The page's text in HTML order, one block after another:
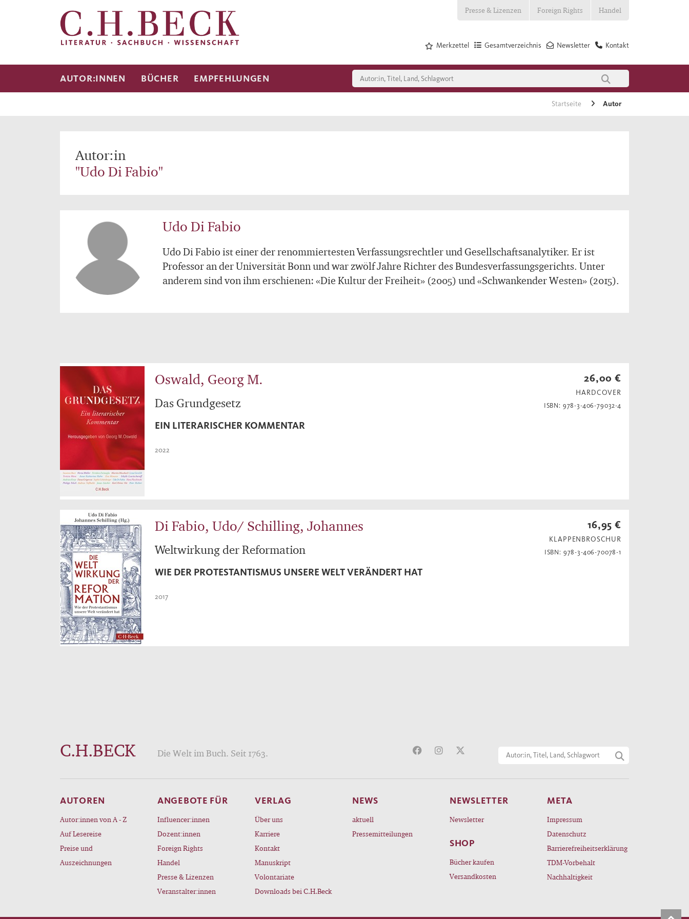
Presse & Lizenzen Foreign Rights Handel
Kontakt
Newsletter
Gesamtverzeichnis
Merkzettel
AUTOR:INNEN BÜCHER EMPFEHLUNGEN
Startseite Autor
Autor:in
"Udo Di Fabio"
Udo Di Fabio
Udo Di Fabio ist einer der renommiertesten Verfassungsrechtler und Gesellschaftsanalytiker. Er ist
Professor an der Universität Bonn und war zwölf Jahre Richter des Bundesverfassungsgerichts. Unter
anderem sind von ihm erschienen: «Die Kultur der Freiheit» (2005) und «Schwankender Westen» (2015).
Oswald, Georg M.
Das Grundgesetz
EIN LITERARISCHER KOMMENTAR
2022
26,00 €
HARDCOVER
ISBN: 978-3-406-79032-4
Di Fabio, Udo/ Schilling, Johannes
Weltwirkung der Reformation
WIE DER PROTESTANTISMUS UNSERE WELT VERÄNDERT HAT
2017
16,95 €
KLAPPENBROSCHUR
ISBN: 978-3-406-70078-1
C.H.BECK Die Welt im Buch. Seit 1763.
AUTOREN
Autor:innen von A - Z
Auf Lesereise
Preise und
Auszeichnungen
ANGEBOTE FÜR
Influencer:innen
Dozent:innen
Foreign Rights
Handel
Presse & Lizenzen
Veranstalter:innen
VERLAG
Über uns
Karriere
Kontakt
Manuskript
Volontariate
Downloads bei C.H.Beck
NEWS
aktuell
Pressemitteilungen
NEWSLETTER
Newsletter
SHOP
Bücher kaufen
Versandkosten
META
Impressum
Datenschutz
Barrierefreiheitserklärung
TDM-Vorbehalt
Nachhaltigkeit